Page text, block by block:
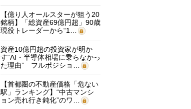
【億り人オールスターが狙う20
銘柄】「総資産69億円超」90歳
現役トレーダーから“1…
資産10億円超の投資家が明か
す“AI・半導体相場に乗らなかっ
た理由” フルポジショ…
【首都圏の不動産価格「危ない
駅」ランキング】“中古マンシ
ョン売れ行き鈍化”のワ…